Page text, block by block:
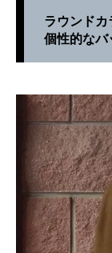
ラウンドカ
個性的なバ